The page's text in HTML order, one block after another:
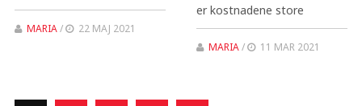
MARIA/ 22 MAJ 2021
er kostnadene store
MARIA/ 11 MAR 2021